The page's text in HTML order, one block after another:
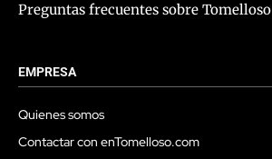
Preguntas frecuentes sobre Tomelloso
EMPRESA
Quienes somos
Contactar con enTomelloso.com